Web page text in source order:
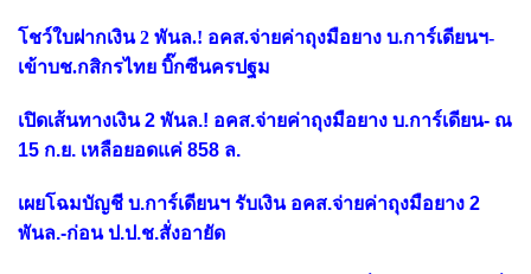
โชว์ใบฝากเงิน 2 พันล.! อคส.จ่ายค่าถุงมือยาง บ.การ์เดียนฯ-
เข้าบช.กสิกรไทย บิ๊กซีนครปฐม
เปิดเส้นทางเงิน 2 พันล.! อคส.จ่ายค่าถุงมือยาง บ.การ์เดียน- ณ
15 ก.ย. เหลือยอดแค่ 858 ล.
เผยโฉมบัญชี บ.การ์เดียนฯ รับเงิน อคส.จ่ายค่าถุงมือยาง 2
พันล.-ก่อน ป.ป.ช.สั่งอายัด